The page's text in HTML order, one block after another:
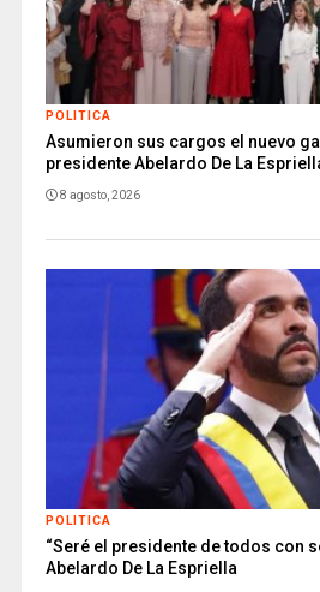
POLITICA
Asumieron sus cargos el nuevo
presidente Abelardo De La
8 agosto, 2026
POLITICA
“Seré el presidente de todos con
Abelardo De La Espriella